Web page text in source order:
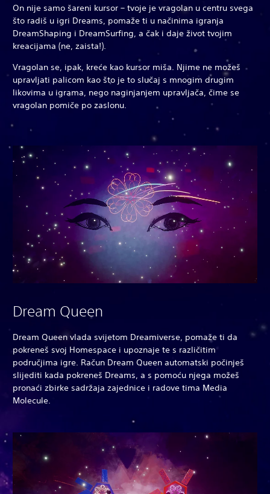
On nije samo šareni kursor – tvoje je vragolan u centru svega
što radiš u igri Dreams, pomaže ti u načinima igranja
DreamShaping i DreamSurfing, a čak i daje život tvojim
kreacijama (ne, zaista!).
Vragolan se, ipak, kreće kao kursor miša. Njime ne možeš
upravljati palicom kao što je to slučaj s mnogim drugim
likovima u igrama, nego naginjanjem upravljača, čime se
vragolan pomiče po zaslonu.
Dream Queen
Dream Queen vlada svijetom Dreamiverse, pomaže ti da
pokreneš svoj Homespace i upoznaje te s različitim
područjima igre. Račun Dream Queen automatski počinješ
slijediti kada pokreneš Dreams, a s pomoću njega možeš
pronaći zbirke sadržaja zajednice i radove tima Media
Molecule.